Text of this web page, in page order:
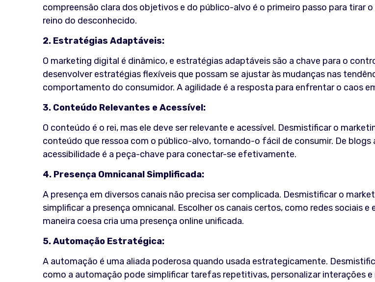
compreensão clara dos objetivos e do público-alvo é o primeiro passo para tirar
reino do desconhecido.
2. Estratégias Adaptáveis:
O marketing digital é dinâmico, e estratégias adaptáveis são a chave para o
desenvolver estratégias flexíveis que possam se ajustar às mudanças nas
comportamento do consumidor. A agilidade é a resposta para enfrentar o caos
3. Conteúdo Relevantes e Acessível:
O conteúdo é o rei, mas ele deve ser relevante e acessível. Desmistificar o
conteúdo que ressoa com o público-alvo, tornando-o fácil de consumir. De blogs
acessibilidade é a peça-chave para conectar-se efetivamente.
4. Presença Omnicanal Simplificada:
A presença em diversos canais não precisa ser complicada. Desmistificar o
simplificar a presença omnicanal. Escolher os canais certos, como redes sociais e
maneira coesa cria uma presença online unificada.
5. Automação Estratégica:
A automação é uma aliada poderosa quando usada estrategicamente.
como a automação pode simplificar tarefas repetitivas, personalizar interações e